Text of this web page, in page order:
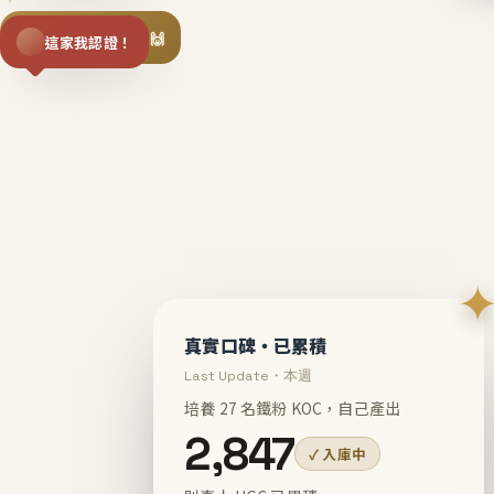
揪同事一起團購 🙌
這家我認證！
真實口碑・已累積
Last Update・本週
培養 27 名鐵粉 KOC，自己產出
2,847 ✓ 入庫中